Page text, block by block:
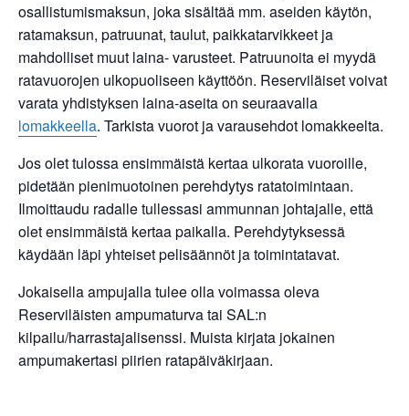
osallistumismaksun, joka sisältää mm. aseiden käytön,
ratamaksun, patruunat, taulut, paikkatarvikkeet ja
mahdolliset muut laina- varusteet. Patruunoita ei myydä
ratavuorojen ulkopuoliseen käyttöön. Reserviläiset voivat
varata yhdistyksen laina-aseita on seuraavalla
lomakkeella. Tarkista vuorot ja varausehdot lomakkeelta.
Jos olet tulossa ensimmäistä kertaa ulkorata vuoroille,
pidetään pienimuotoinen perehdytys ratatoimintaan.
Ilmoittaudu radalle tullessasi ammunnan johtajalle, että
olet ensimmäistä kertaa paikalla. Perehdytyksessä
käydään läpi yhteiset pelisäännöt ja toimintatavat.
Jokaisella ampujalla tulee olla voimassa oleva
Reserviläisten ampumaturva tai SAL:n
kilpailu/harrastajalisenssi. Muista kirjata jokainen
ampumakertasi piirien ratapäiväkirjaan.